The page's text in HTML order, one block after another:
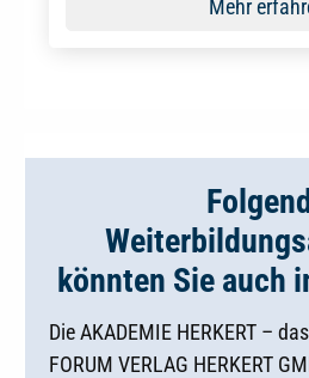
Mehr
könnten Sie auch
Die AKADEMIE HERKERT –
FORUM VERLAG HERKERT